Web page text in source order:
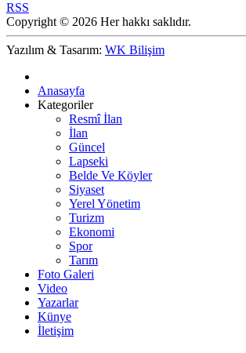
RSS
Copyright © 2026 Her hakkı saklıdır.
Yazılım & Tasarım: WK Bilişim
Anasayfa
Kategoriler
Resmî İlan
İlan
Güncel
Lapseki
Belde Ve Köyler
Siyaset
Yerel Yönetim
Turizm
Ekonomi
Spor
Tarım
Foto Galeri
Video
Yazarlar
Künye
İletişim